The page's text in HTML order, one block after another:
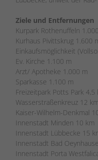
Ziele und Entfernungen
Kurpark Rothenuffeln
Kurhaus Pivittskrug 1.600
Einkaufsmöglichkeit
Ev. Kirche 1.100 m
Arzt/ Apotheke 1.000 m
Sparkasse 1.100 m
Freizeitpark Potts Park 4,5
Wasserstraßenkreuz 12 km
Kaiser-Wilhelm-Denkmal
Innenstadt Minden 10 km
Innenstadt Lübbecke 15
Innenstadt Bad
Innenstadt Porta